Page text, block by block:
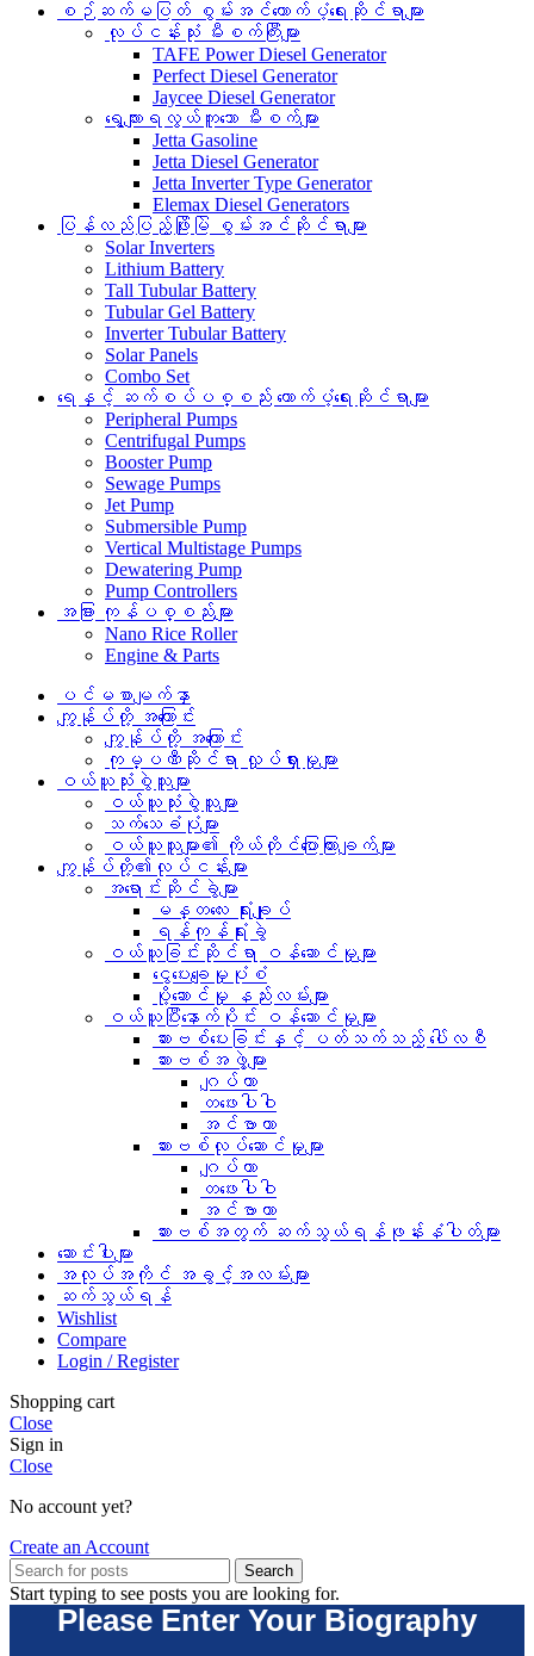
စဉ်ဆက်မပြတ် စွမ်းအင်ထောက်ပံ့ရေးဆိုင်ရာများ
လုပ်ငန်းသုံး မီးစက်ကြီးများ
TAFE Power Diesel Generator
Perfect Diesel Generator
Jaycee Diesel Generator
ရွေ့လျားရလွယ်ကူသော မီးစက်များ
Jetta Gasoline
Jetta Diesel Generator
Jetta Inverter Type Generator
Elemax Diesel Generators
ပြန်လည်ပြည့်ဖြိုးမြဲ စွမ်းအင်ဆိုင်ရာများ
Solar Inverters
Lithium Battery
Tall Tubular Battery
Tubular Gel Battery
Inverter Tubular Battery
Solar Panels
Combo Set
ရေနှင့် ဆက်စပ်ပစ္စည်း ထောက်ပံ့ရေးဆိုင်ရာများ
Peripheral Pumps
Centrifugal Pumps
Booster Pump
Sewage Pumps
Jet Pump
Submersible Pump
Vertical Multistage Pumps
Dewatering Pump
Pump Controllers
အခြား ကုန်ပစ္စည်းများ
Nano Rice Roller
Engine & Parts
ပင်မစာမျက်နှာ
ကျွန်ုပ်တို့ အကြောင်း
ကျွန်ုပ်တို့ အကြောင်း
ကုမ္ပဏီဆိုင်ရာ လှုပ်ရှားမှုများ
ဝယ်ယူသုံးစွဲသူများ
ဝယ်ယူသုံးစွဲသူများ
သက်သေခံပုံများ
ဝယ်ယူသူများ၏ ကိုယ်တိုင်ပြောကြားချက်များ
ကျွန်ုပ်တို့၏လုပ်ငန်းများ
အရောင်းဆိုင်ခွဲများ
မန္တလေး ရုံးချုပ်
ရန်ကုန်ရုံးခွဲ
ဝယ်ယူခြင်းဆိုင်ရာ ဝန်ဆောင်မှုများ
ငွေပေးချေမှုပုံစံ
ပို့ဆောင်မှု နည်းလမ်းများ
ဝယ်ယူပြီးနောက်ပိုင်း ဝန်ဆောင်မှုများ
ဆားဗစ်ပေးခြင်းနှင့် ပတ်သက်သည့် ပေါ်လစီ
ဆားဗစ်အဖွဲ့များ
ဂျပ်တာ
တဖေးပါဝါ
အင်ဗာတာ
ဆားဗစ်လုပ်ဆောင်မှုများ
ဂျပ်တာ
တဖေးပါဝါ
အင်ဗာတာ
ဆားဗစ်အတွက် ဆက်သွယ်ရန်ဖုန်းနံပါတ်များ
ဆောင်းပါးများ
အလုပ်အကိုင် အခွင့်အလမ်းများ
ဆက်သွယ်ရန်
Wishlist
Compare
Login / Register
Shopping cart
Close
Sign in
Close
No account yet?
Create an Account
Search
Start typing to see posts you are looking for.
Please Enter Your Biography